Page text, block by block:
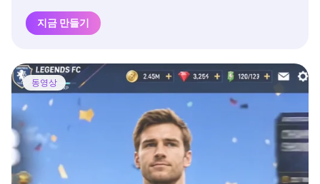
지금 만들기
동영상